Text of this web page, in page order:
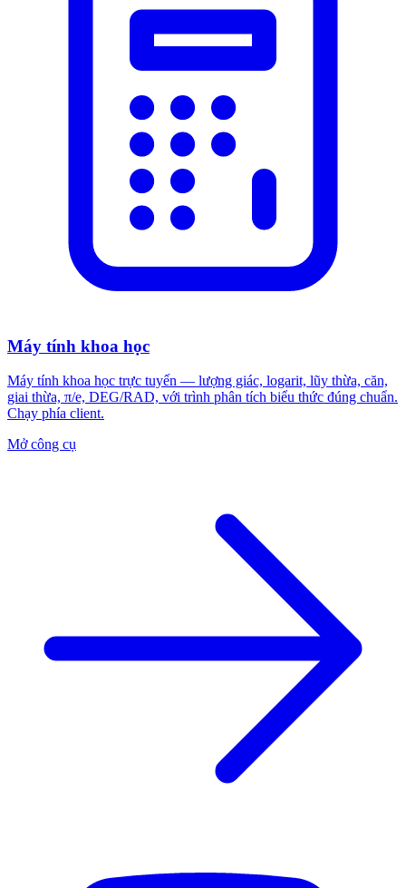
Máy tính khoa học
Máy tính khoa học trực tuyến — lượng giác, logarit, lũy thừa, căn,
giai thừa, π/e, DEG/RAD, với trình phân tích biểu thức đúng chuẩn.
Chạy phía client.
Mở công cụ